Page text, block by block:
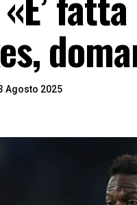
Agosto 2025